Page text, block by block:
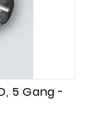
5 Gang -